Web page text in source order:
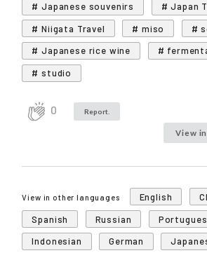
# Japanese souvenirs
# Japan
# Niigata Travel
# miso
#
# Japanese rice wine
#
# studio
0 Report.
View
View in other languages English
Spanish
Russian
Indonesian
German